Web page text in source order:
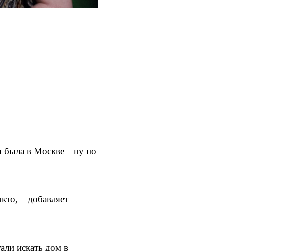
была в Москве – ну по
– добавляет
искать дом в